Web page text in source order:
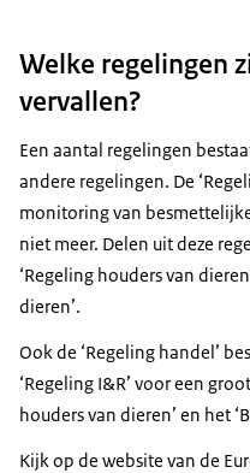
Welke regelingen
vervallen?
Een aantal regelingen
andere regelingen. De
monitoring van
niet meer. Delen uit deze
‘Regeling houders van
dieren’.
Ook de ‘Regeling handel’
‘Regeling I&R’ voor een
houders van dieren’ en het
Kijk op de website van de